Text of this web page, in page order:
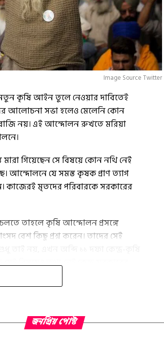
Image Source Twitter
কৃষি আইন তুলে নেওয়ার দাবিতেই
আলোচনা সভা হলেও মেলেনি কোন
রাজি নয়। এই আন্দোলন রুখতে মরিয়া
গিয়েছেন সে বিষয়ে কোন নথি নেই
আন্দোলনে যে সমস্ত কৃষক প্রাণ ত্যাগ
কাজেরই মৃতদের পরিবারকে সরকারের
চলতে তাহলে কৃষি আন্দোলন প্রসঙ্গে
বেশ কিছু প্রশ্ন করেন। তাদের সেই
বিষয়েও তথ‌্য নেই কেন্দ্র সরকারের
জনপ্রিয় পোস্ট